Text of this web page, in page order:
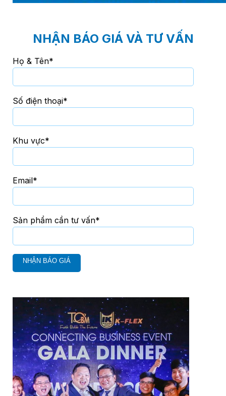
NHẬN BÁO GIÁ VÀ TƯ VẤN
Họ & Tên*
Số điện thoại*
Khu vực*
Email*
Sản phẩm cần tư vấn*